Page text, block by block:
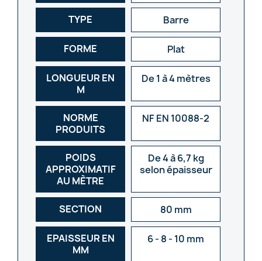
TYPE Barre
FORME Plat
LONGUEUR EN
M
De 1 à 4 mètres
NORME
PRODUITS
NF EN 10088-2
POIDS
APPROXIMATIF
AU MÈTRE
De 4 à 6,7 kg
selon épaisseur
SECTION 80 mm
EPAISSEUR EN
MM
6 - 8 - 10 mm